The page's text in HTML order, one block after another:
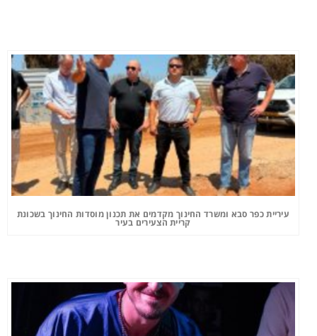
עיריית כפר סבא ומשרד החינוך מקדמים את תכנון מוסדות החינוך בשכונת
קריית הצעירים בעיר